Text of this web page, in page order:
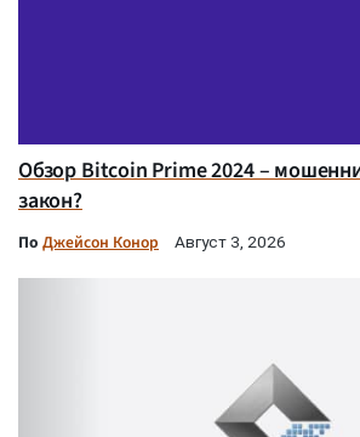
Обзор Bitcoin Prime 2024 –
закон?
По Джейсон Конор Август 3, 2026